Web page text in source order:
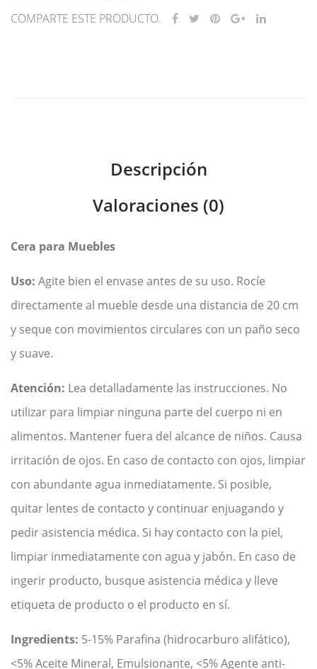
COMPARTE ESTE PRODUCTO.
Descripción
Valoraciones (0)
Cera para Muebles
Uso: Agite bien el envase antes de su uso. Rocíe
directamente al mueble desde una distancia de 20 cm
y seque con movimientos circulares con un paño seco
y suave.
Atención: Lea detalladamente las instrucciones. No
utilizar para limpiar ninguna parte del cuerpo ni en
alimentos. Mantener fuera del alcance de niños. Causa
irritación de ojos. En caso de contacto con ojos, limpiar
con abundante agua inmediatamente. Si posible,
quitar lentes de contacto y continuar enjuagando y
pedir asistencia médica. Si hay contacto con la piel,
limpiar inmediatamente con agua y jabón. En caso de
ingerir producto, busque asistencia médica y lleve
etiqueta de producto o el producto en sí.
Ingredients: 5-15% Parafina (hidrocarburo alifático),
<5% Aceite Mineral, Emulsionante, <5% Agente anti-